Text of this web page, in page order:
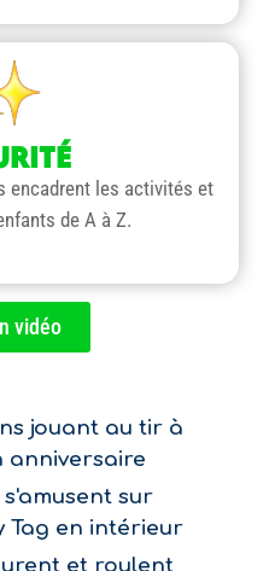
encadrent les activités et
de A à Z.
vidéo